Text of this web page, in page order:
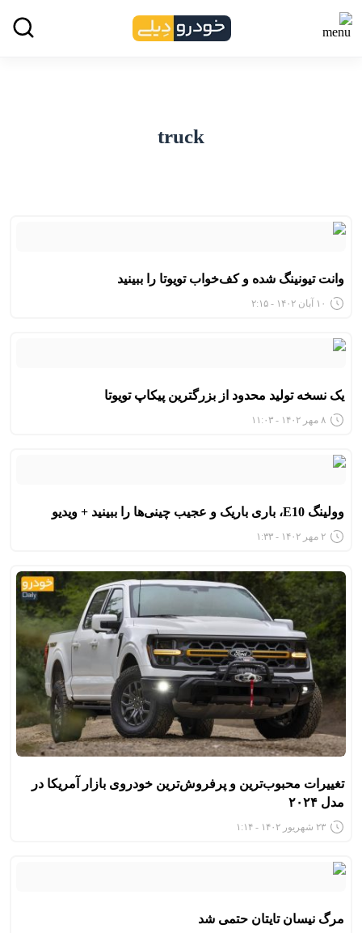
truck
وانت تیونینگ شده و کف‌خواب تویوتا را ببینید
۱۰ آبان ۱۴۰۲ - ۲:۱۵
یک نسخه تولید محدود از بزرگترین پیکاپ تویوتا
۸ مهر ۱۴۰۲ - ۱۱:۰۳
وولینگ E10، باری باریک و عجیب چینی‌ها را ببینید + ویدیو
۲ مهر ۱۴۰۲ - ۱:۳۳
تغییرات محبوب‌ترین و پرفروش‌ترین خودروی بازار آمریکا در
مدل ۲۰۲۴
۲۳ شهریور ۱۴۰۲ - ۱:۱۴
مرگ نیسان تایتان حتمی شد